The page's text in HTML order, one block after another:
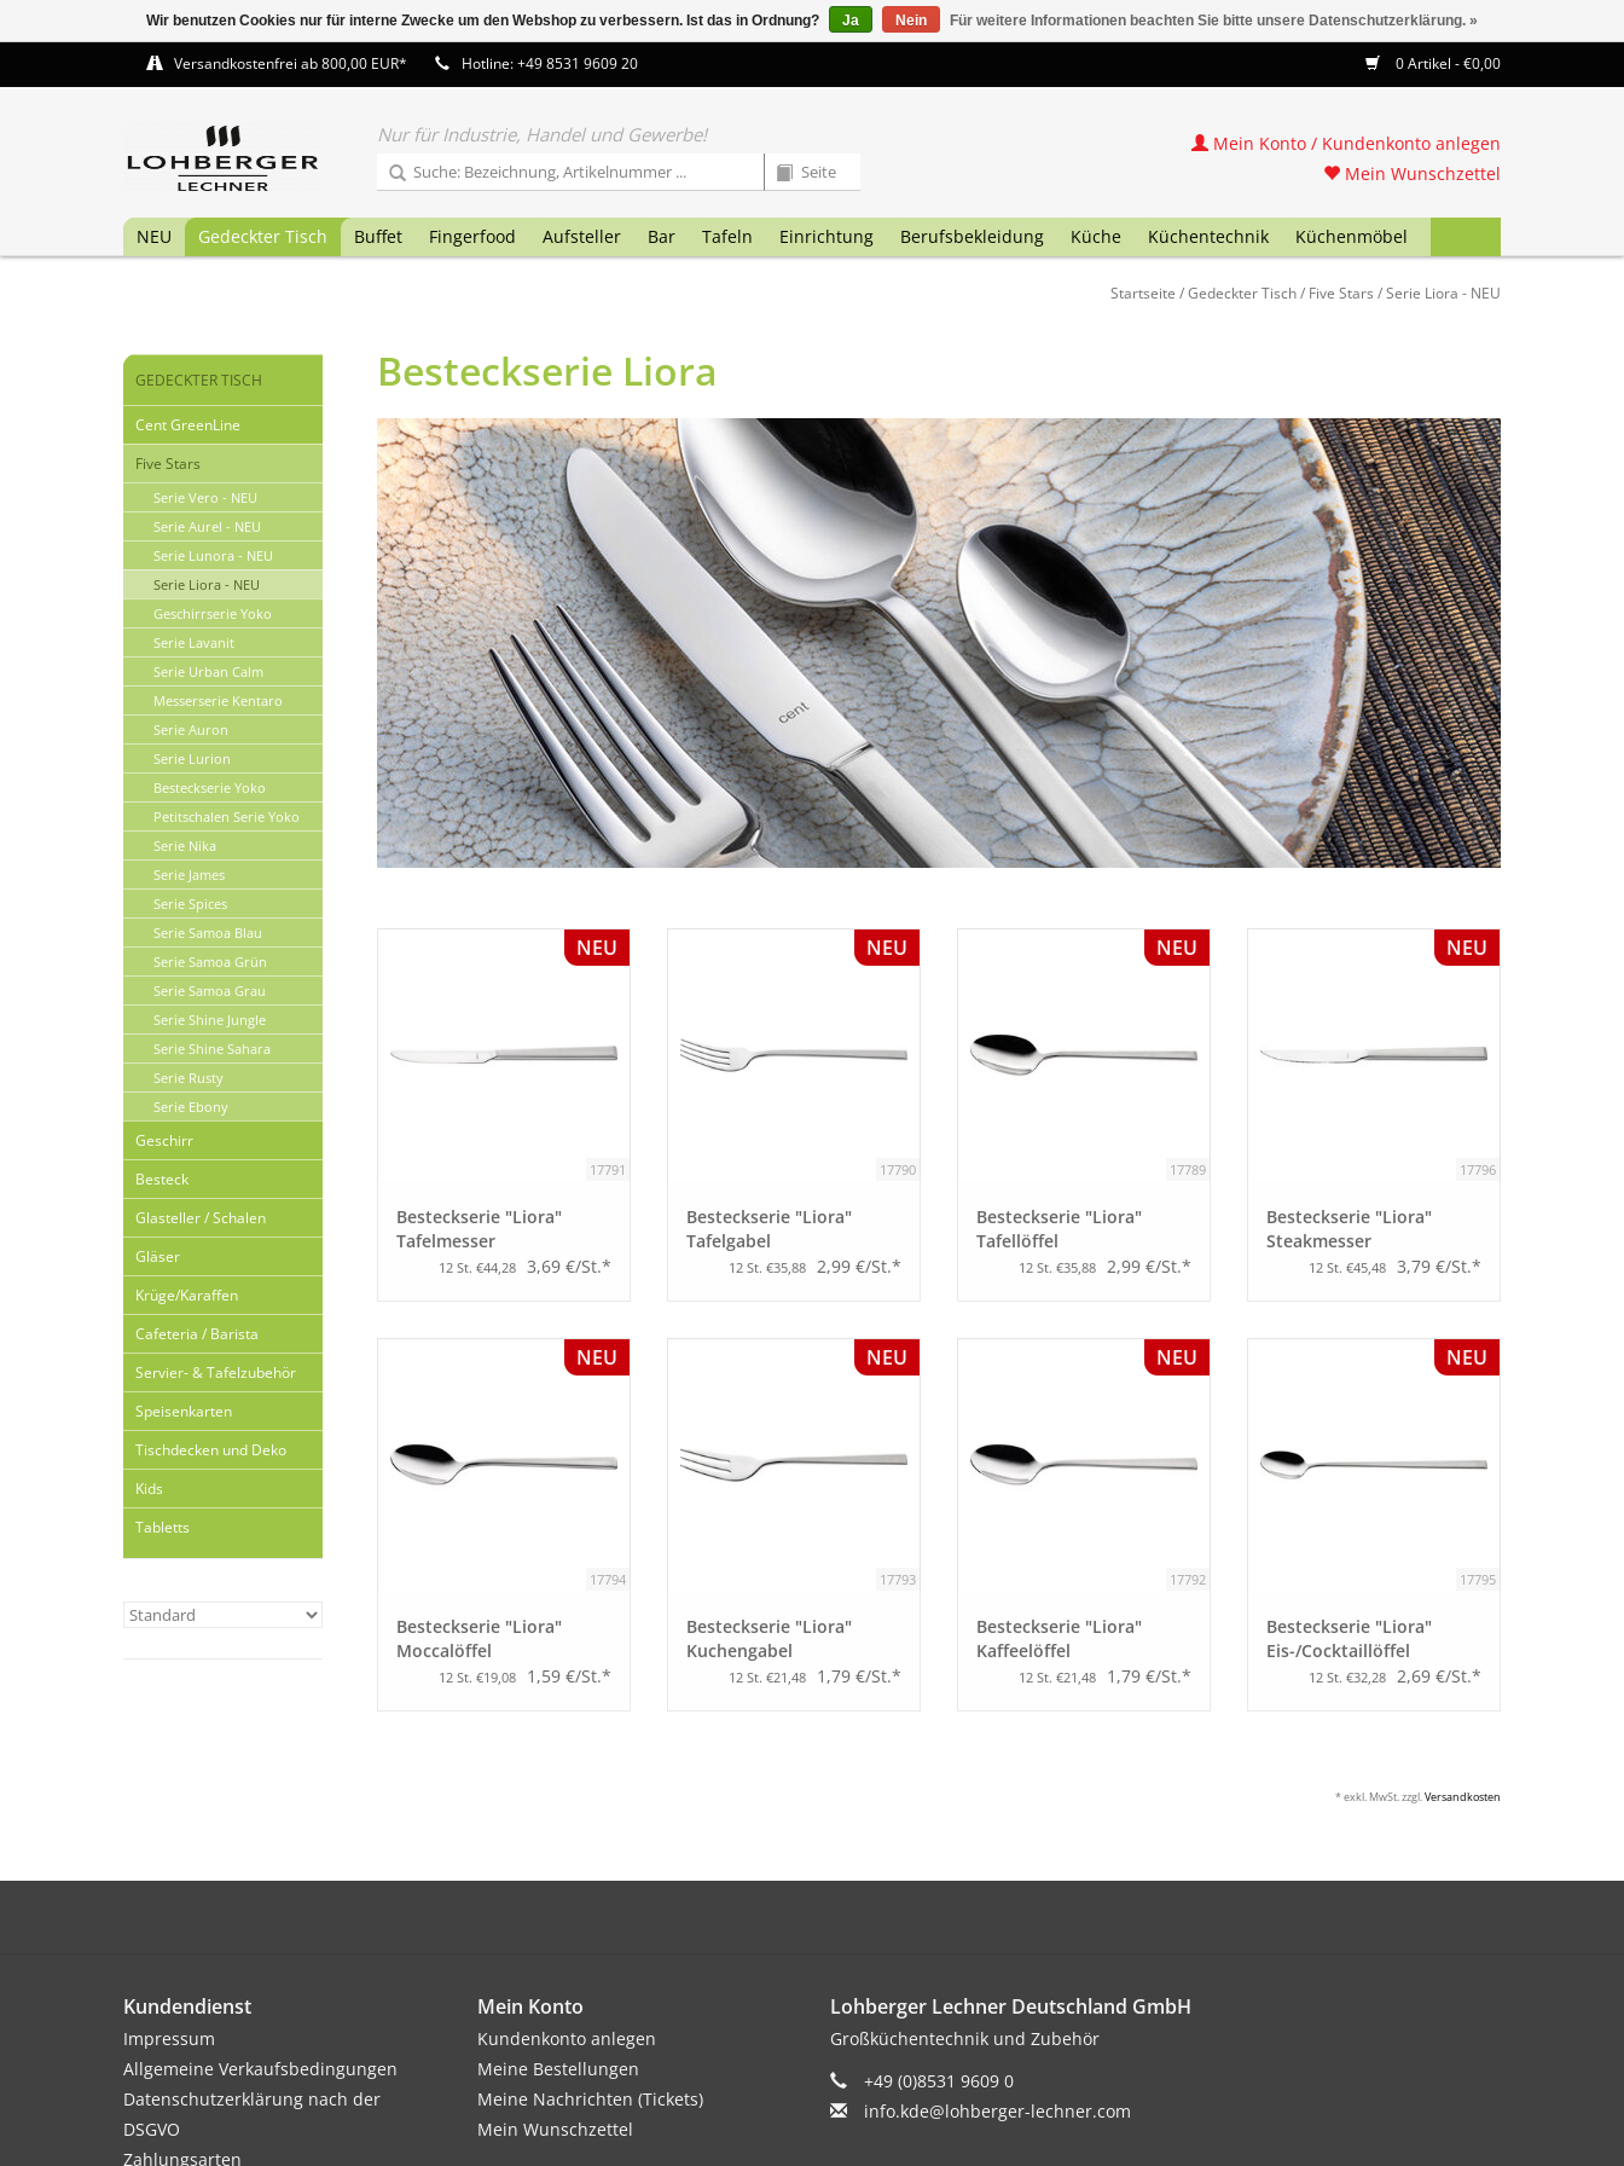
Versandkostenfrei ab 800,00 EUR* Hotline: +49 8531 9609 20 0 Artikel - €0,00
Nur für Industrie, Handel und Gewerbe!
NEU Gedeckter Tisch Buffet Fingerfood Aufsteller Bar Tafeln Einrichtung Berufsbekleidung Küche Küchentechnik Küchenmöbel
Mein Konto / Kundenkonto anlegen
Mein Wunschzettel
Startseite /Gedeckter Tisch/ Five Stars /Serie Liora - NEU
GEDECKTER TISCH
Cent GreenLine
Five Stars
Serie Vero - NEU
Serie Aurel - NEU
Serie Lunora - NEU
Serie Liora - NEU
Geschirrserie Yoko
Serie Lavanit
Serie Urban Calm
Messerserie Kentaro
Serie Auron
Serie Lurion
Besteckserie Yoko
Petitschalen Serie Yoko
Serie Nika
Serie James
Serie Spices
Serie Samoa Blau
Serie Samoa Grün
Serie Samoa Grau
Serie Shine Jungle
Serie Shine Sahara
Serie Rusty
Serie Ebony
Geschirr
Besteck
Glasteller / Schalen
Gläser
Krüge/Karaffen
Cafeteria / Barista
Servier- & Tafelzubehör
Speisenkarten
Tischdecken und Deko
Kids
Tabletts
Besteckserie Liora
NEU
17791
Besteckserie "Liora"
Tafelmesser
12 St. €44,28 3,69 €/St.*
NEU
17790
Besteckserie "Liora"
Tafelgabel
12 St. €35,88 2,99 €/St.*
NEU
17789
Besteckserie "Liora"
Tafellöffel
12 St. €35,88 2,99 €/St.*
NEU
17796
Besteckserie "Liora"
Steakmesser
12 St. €45,48 3,79 €/St.*
NEU
17794
Besteckserie "Liora"
Moccalöffel
12 St. €19,08 1,59 €/St.*
NEU
17793
Besteckserie "Liora"
Kuchengabel
12 St. €21,48 1,79 €/St.*
NEU
17792
Besteckserie "Liora"
Kaffeelöffel
12 St. €21,48 1,79 €/St.*
NEU
17795
Besteckserie "Liora"
Eis-/Cocktaillöffel
12 St. €32,28 2,69 €/St.*
* exkl. MwSt. zzgl. Versandkosten
Kundendienst
Impressum
Allgemeine Verkaufsbedingungen
Datenschutzerklärung nach der
DSGVO
Zahlungsarten
Mein Konto
Kundenkonto anlegen
Meine Bestellungen
Meine Nachrichten (Tickets)
Mein Wunschzettel
Lohberger Lechner Deutschland GmbH
Großküchentechnik und Zubehör
+49 (0)8531 9609 0
info.kde@lohberger-lechner.com
Wir benutzen Cookies nur für interne Zwecke um den Webshop zu verbessern. Ist das in Ordnung? Ja Nein Für weitere Informationen beachten Sie bitte unsere Datenschutzerklärung. »